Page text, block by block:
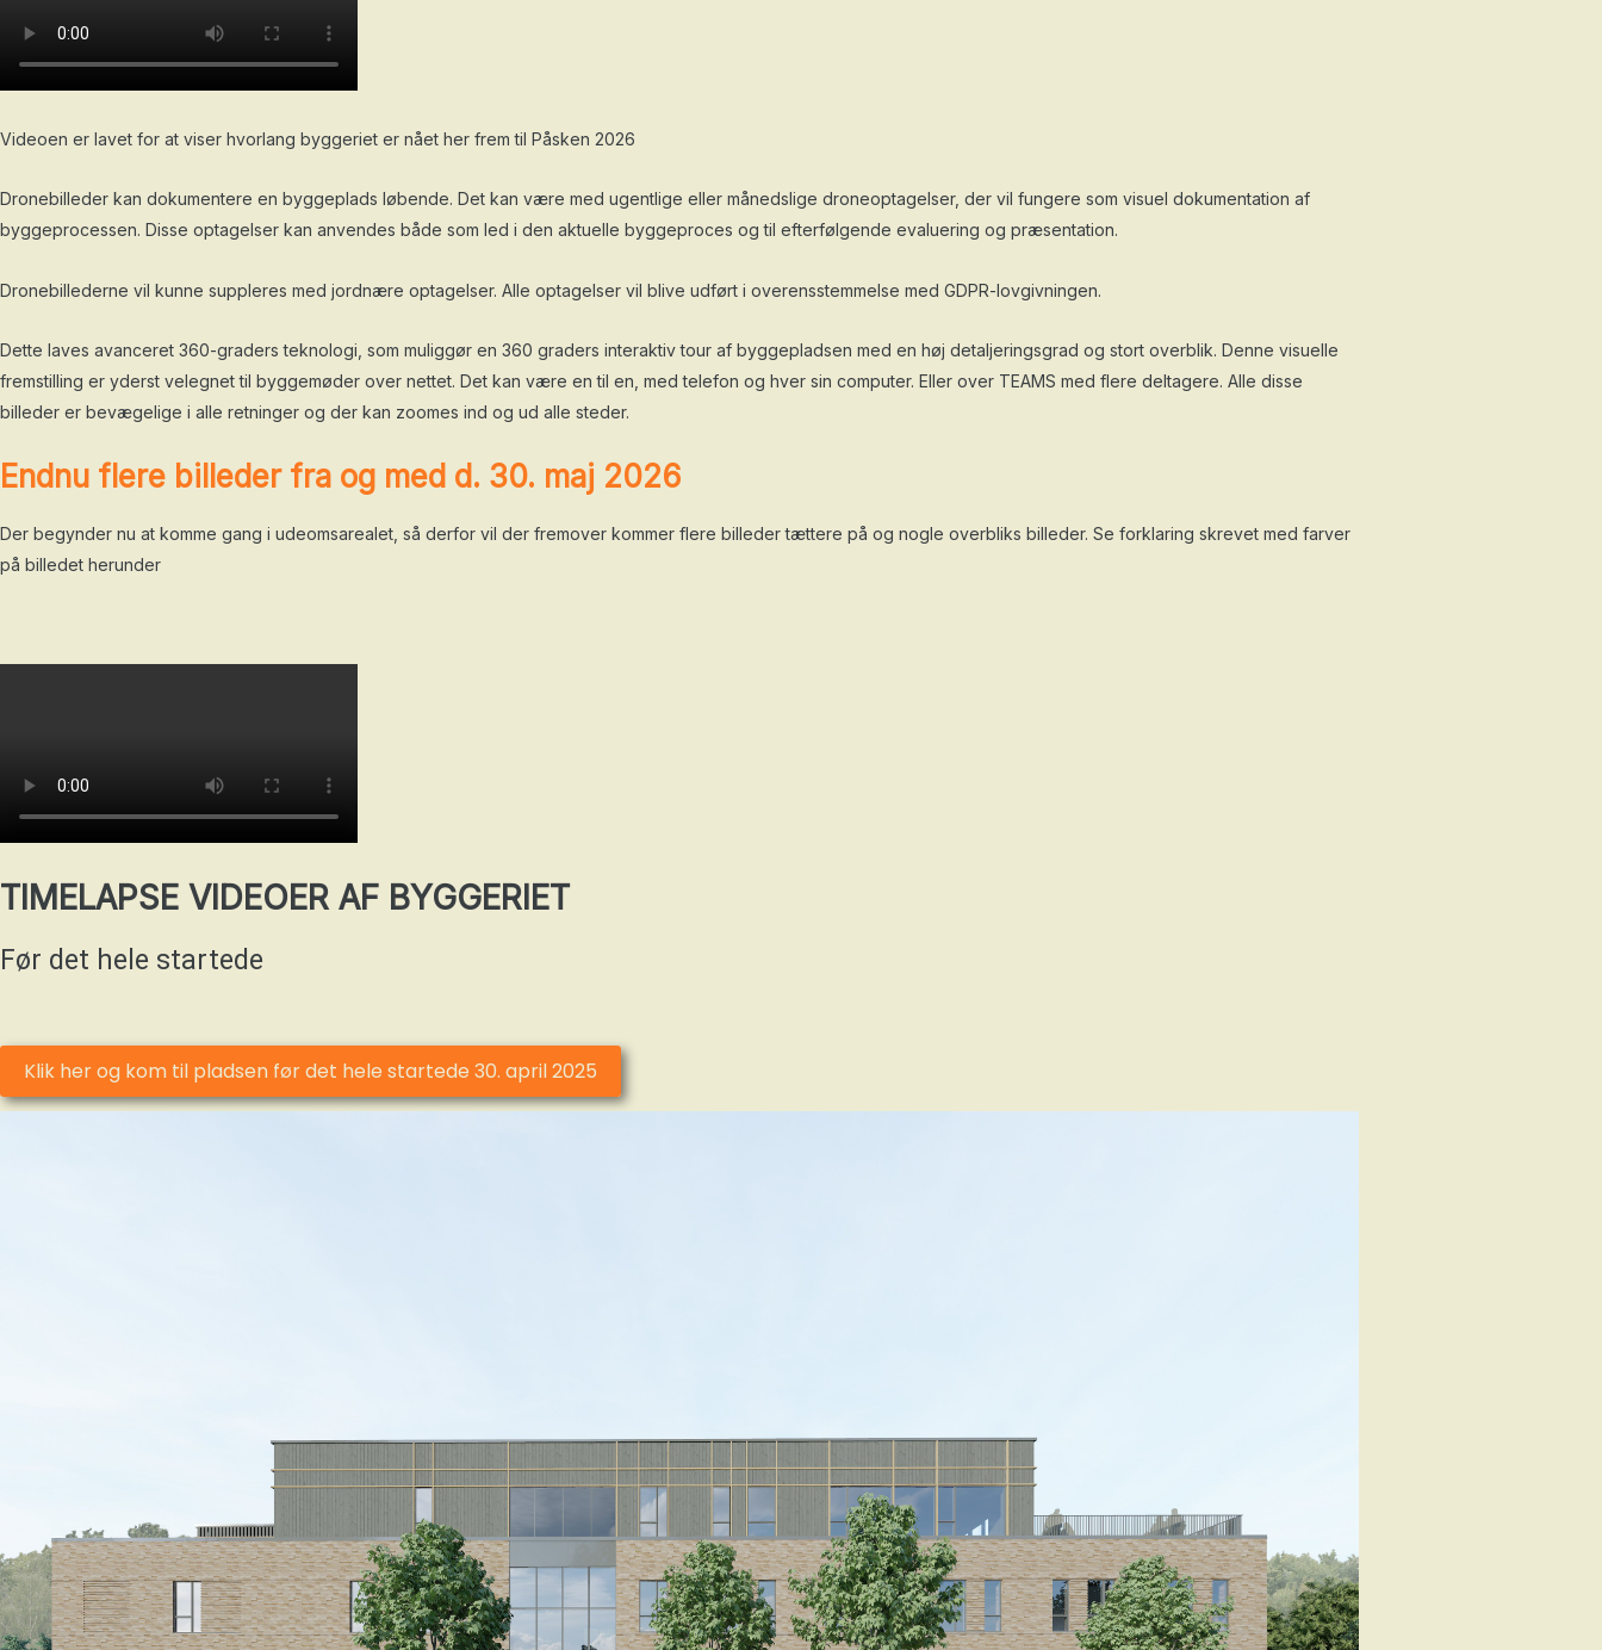
Videoen er lavet for at viser hvorlang byggeriet er nået her frem til Påsken 2026
Dronebilleder kan dokumentere en byggeplads løbende. Det kan være med ugentlige eller månedslige droneoptagelser, der vil fungere som visuel dokumentation af
byggeprocessen. Disse optagelser kan anvendes både som led i den aktuelle byggeproces og til efterfølgende evaluering og præsentation.
Dronebillederne vil kunne suppleres med jordnære optagelser. Alle optagelser vil blive udført i overensstemmelse med GDPR-lovgivningen.
Dette laves avanceret 360-graders teknologi, som muliggør en 360 graders interaktiv tour af byggepladsen med en høj detaljeringsgrad og stort overblik. Denne visuelle
fremstilling er yderst velegnet til byggemøder over nettet. Det kan være en til en, med telefon og hver sin computer. Eller over TEAMS med flere deltagere. Alle disse
billeder er bevægelige i alle retninger og der kan zoomes ind og ud alle steder.
Endnu flere billeder fra og med d. 30. maj 2026
Der begynder nu at komme gang i udeomsarealet, så derfor vil der fremover kommer flere billeder tættere på og nogle overbliks billeder. Se forklaring skrevet med farver
på billedet herunder
TIMELAPSE VIDEOER AF BYGGERIET
Før det hele startede
Klik her og kom til pladsen før det hele startede 30. april 2025